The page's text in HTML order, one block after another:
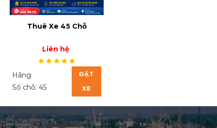
Thuê Xe 45 Chỗ
Liên hệ
Hãng:
Số chỗ: 45
ĐẶT
XE